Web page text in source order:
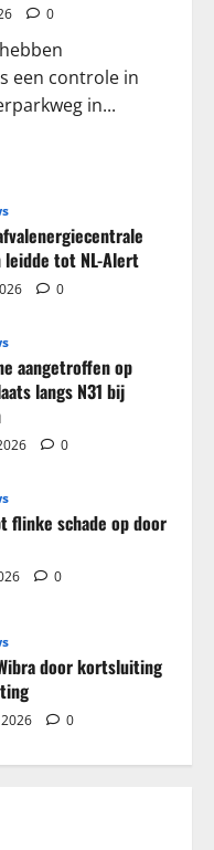
0
een controle in
in...
leidde tot NL-Alert
0
aangetroffen op
langs N31 bij
0
flinke schade op door
0
door kortsluiting
0